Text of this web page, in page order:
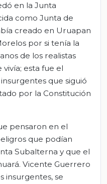
en la Junta
como Junta de
creado en Uruapan
por si tenía la
de los realistas
esta fue el
que siguió
por la Constitución
pensaron en el
que podían
Subalterna y que el
Vicente Guerrero
insurgentes, se